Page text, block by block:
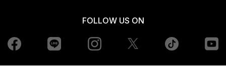
FOLLOW US ON
Facebook Instagram tiktok